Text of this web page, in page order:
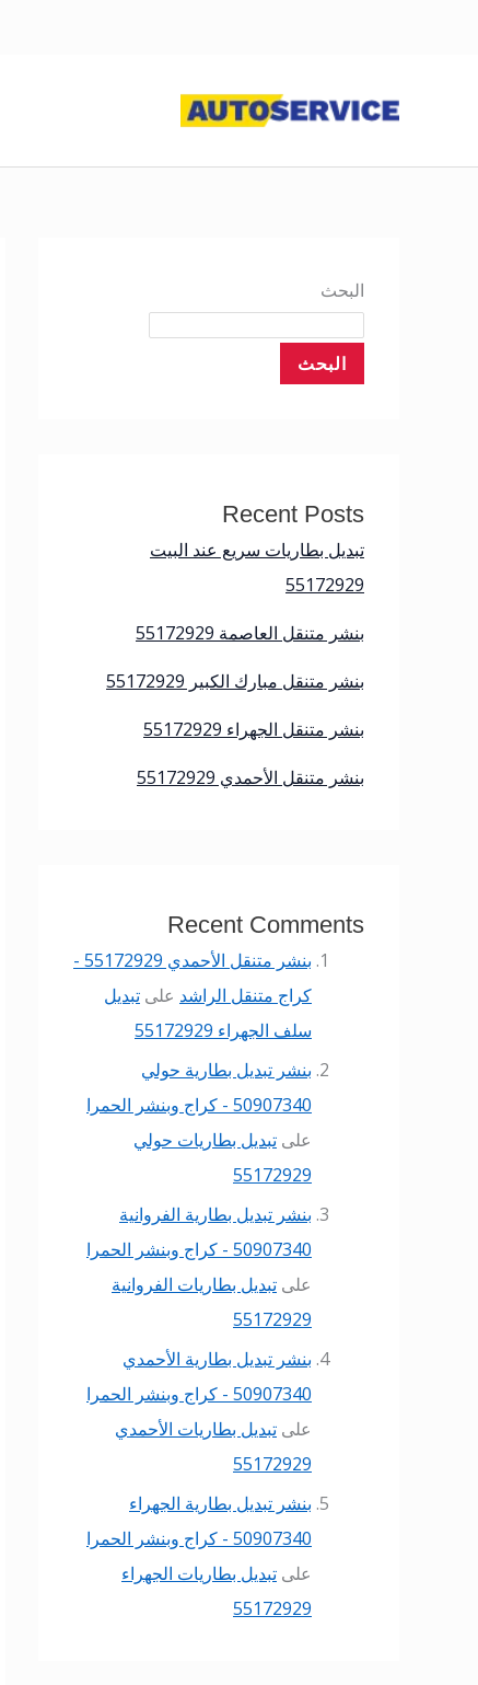
البحث
البحث
Recent Posts
تبديل بطاريات سريع عند البيت
55172929
بنشر متنقل العاصمة 55172929
بنشر متنقل مبارك الكبير 55172929
بنشر متنقل الجهراء 55172929
بنشر متنقل الأحمدي 55172929
Recent Comments
بنشر متنقل الأحمدي 55172929 -
كراج متنقل الراشد على تبديل
سلف الجهراء 55172929
بنشر تبديل بطارية حولي
50907340 - كراج وبنشر الحمرا
على تبديل بطاريات حولي
55172929
بنشر تبديل بطارية الفروانية
50907340 - كراج وبنشر الحمرا
على تبديل بطاريات الفروانية
55172929
بنشر تبديل بطارية الأحمدي
50907340 - كراج وبنشر الحمرا
على تبديل بطاريات الأحمدي
55172929
بنشر تبديل بطارية الجهراء
50907340 - كراج وبنشر الحمرا
على تبديل بطاريات الجهراء
55172929